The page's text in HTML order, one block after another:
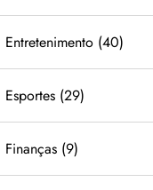
Entretenimento (40)
Esportes (29)
Finanças (9)